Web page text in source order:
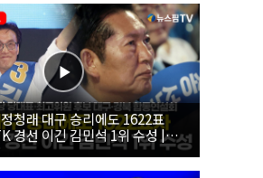
청래 대구 승리에도 1622표
경선 이긴 김민석 1위 수성 |
어민주당 당대표·최고위원 후
합동연설회